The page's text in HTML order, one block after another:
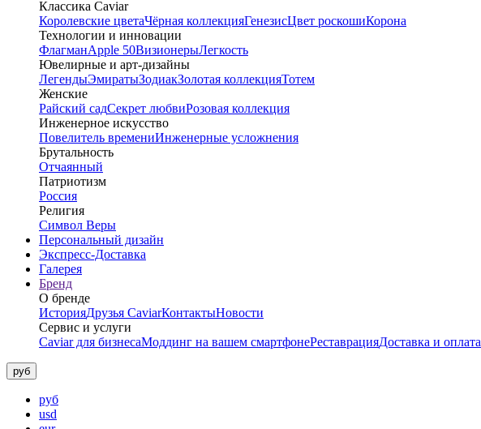
Классика Caviar
Королевские цветаЧёрная коллекцияГенезисЦвет роскошиКорона
Технологии и инновации
ФлагманApple 50ВизионерыЛегкость
Ювелирные и арт-дизайны
ЛегендыЭмиратыЗодиакЗолотая коллекцияТотем
Женские
Райский садСекрет любвиРозовая коллекция
Инженерное искусство
Повелитель времениИнженерные усложнения
Брутальность
Отчаянный
Патриотизм
Россия
Религия
Символ Веры
Персональный дизайн
Экспресс-Доставка
Галерея
Бренд
О бренде
ИсторияДрузья CaviarКонтактыНовости
Сервис и услуги
Caviar для бизнесаМоддинг на вашем смартфонеРеставрацияДоставка и оплата
руб
руб
usd